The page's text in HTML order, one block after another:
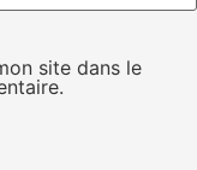
site dans le